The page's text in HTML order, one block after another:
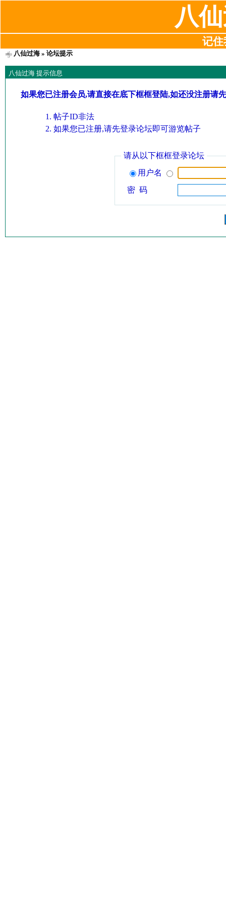
八
记住
八仙过海» 论坛提示
八仙过海 提示信息
如果您已注册会员,请直接在底下框框登陆,如还没注册请
帖子ID非法
如果您已注册,请先登录论坛即可游览帖子
请从以下框框登录论坛
用户名
密 码